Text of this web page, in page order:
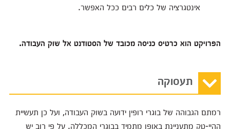
אינטגרציה של כלים רבים ככל האפשר.
הפרויקט הוא כרטיס כניסה מכובד של הסטודנט אל שוק העבודה.
תעסוקה
רמתם הגבוהה של בוגרי רופין ידועה בשוק העבודה, ועל כן תעשיית
ההיי-טק מתעניינת באופן מתמיד בבוגרי המכללה. על פי רוב יש